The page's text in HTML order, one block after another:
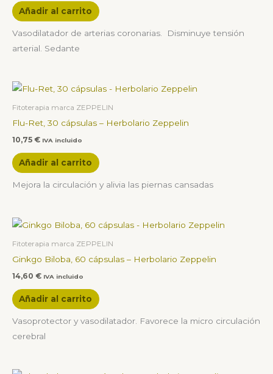
Añadir al carrito
Vasodilatador de arterias coronarias. Disminuye tensión
arterial. Sedante
Fitoterapia marca ZEPPELIN
Flu-Ret, 30 cápsulas – Herbolario Zeppelin
10,75 € IVA incluido
Añadir al carrito
Mejora la circulación y alivia las piernas cansadas
Fitoterapia marca ZEPPELIN
Ginkgo Biloba, 60 cápsulas – Herbolario Zeppelin
14,60 € IVA incluido
Añadir al carrito
Vasoprotector y vasodilatador. Favorece la micro circulación
cerebral